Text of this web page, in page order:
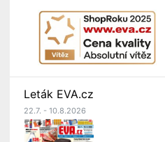
Leták EVA.cz
22.7. - 10.8.2026